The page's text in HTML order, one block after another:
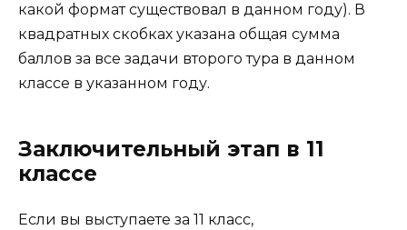
какой формат существовал в данном году). В
квадратных скобках указана общая сумма
баллов за все задачи второго тура в данном
классе в указанном году.
Заключительный этап в 11
классе
Если вы выступаете за 11 класс,